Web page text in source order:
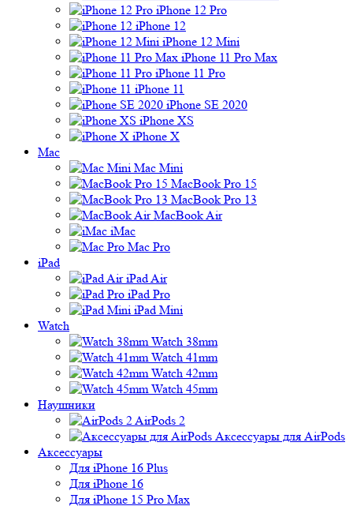
iPhone 12 Pro
iPhone 12
iPhone 12 Mini
iPhone 11 Pro Max
iPhone 11 Pro
iPhone 11
iPhone SE 2020
iPhone XS
iPhone X
Mac
Mac Mini
MacBook Pro 15
MacBook Pro 13
MacBook Air
iMac
Mac Pro
iPad
iPad Air
iPad Pro
iPad Mini
Watch
Watch 38mm
Watch 41mm
Watch 42mm
Watch 45mm
Наушники
AirPods 2
Аксессуары для AirPods
Аксессуары
Для iPhone 16 Plus
Для iPhone 16
Для iPhone 15 Pro Max